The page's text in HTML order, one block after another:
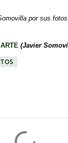
por sus fotos.
(Javier